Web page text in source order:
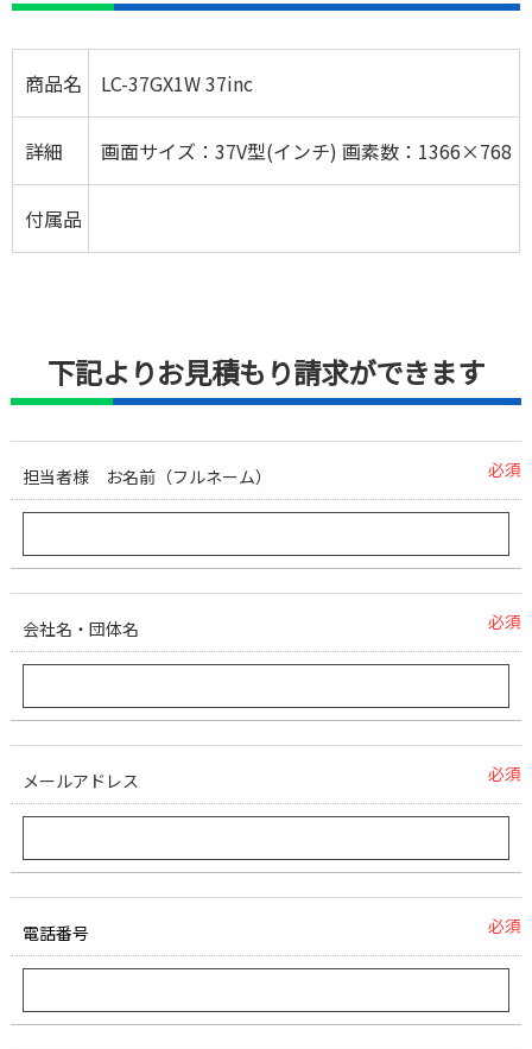
商品名 LC-37GX1W 37inc
詳細 画面サイズ：37V型(インチ) 画素数：1366×768
付属品
下記よりお見積もり請求ができます
担当者様 お名前（フルネーム） 必須
会社名・団体名 必須
メールアドレス 必須
電話番号 必須